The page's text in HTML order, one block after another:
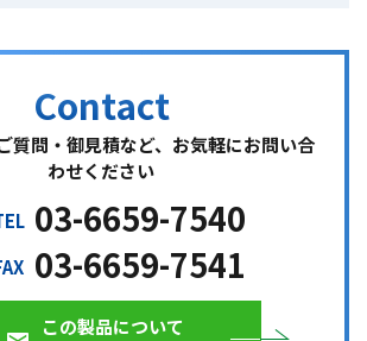
質問・御見積など、お気軽にお問い合
わせください
03-6659-7540
03-6659-7541
この製品について